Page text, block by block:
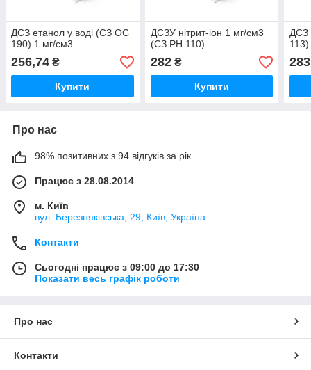
ДСЗ етанол у воді (СЗ ОС
190) 1 мг/см3
256,74 ₴
Купити
ДСЗУ нітрит-іон 1 мг/см3
(СЗ РН 110)
282₴
Купити
ДСЗ
Про нас
98% позитивних з 94 відгуків за рік
Працює з 28.08.2014
м. Київ
вул. Березняківська, 29, Київ, Україна
Контакти
Сьогодні працює з 09:00 до 17:30
Показати весь графік роботи
Про нас
Контакти